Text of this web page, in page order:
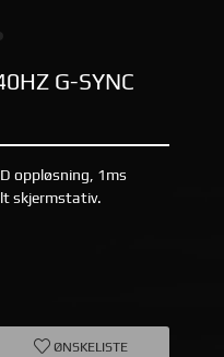
G-SYNC
oppløsning, 1ms
skjermstativ.
ØNSKELISTE